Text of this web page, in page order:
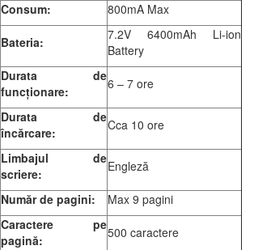
Consum: 800mA Max
Bateria:
7.2V 6400mAh Li-ion
Battery
Durata de
funcționare:
6 – 7 ore
Durata de
încărcare:
Cca 10 ore
Limbajul de
scriere:
Engleză
Număr de pagini:
Max 9 pagini
Caractere pe
pagină:
500 caractere